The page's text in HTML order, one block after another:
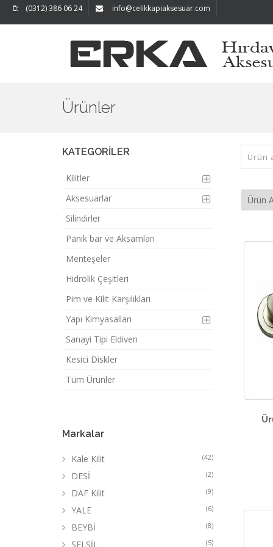
: (0312) 386 06 24 : info@celikkapiaksesuar.com
Ürünler
KATEGORİLER
Kilitler
Aksesuarlar
Silindirler
Panik bar ve Aksamları
Menteşeler
Hidrolik Çeşitleri
Pim ve Kilit Karşılıkları
Yapı Kimyasalları
Sanayi Tipi Eldiven
Kesici Diskler
Tüm Ürünler
Markalar
(42)
Kale Kilit
(2)
DESİ
(9)
DAF Kilit
(6)
YALE
(8)
BEYBİ
(5)
SELSİL